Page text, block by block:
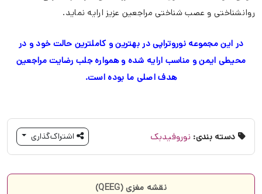
روانشناختی و عصب شناختی مراجعین عزیز ارایه نماید.
در این مجموعه نوروتراپی در بهترین و کاملترین حالت خود و در
محیطی ایمن و مناسب ارایه شده و همواره جلب رضایت مراجعین
هدف اصلی ما بوده است.
دسته بندی: نوروفیدبک اشتراک‌گذاری
نقشه مغزی (QEEG)